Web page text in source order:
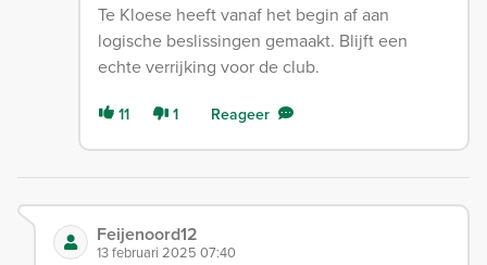
Te Kloese heeft vanaf het begin af aan
logische beslissingen gemaakt. Blijft een
echte verrijking voor de club.
11 1 Reageer
Feijenoord12
13 februari 2025 07:40